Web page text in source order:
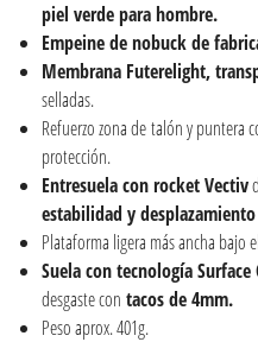
piel verde para hombre.
Empeine de nobuck de
Membrana Futerelight,
selladas.
Refuerzo zona de talón y puntera
protección.
Entresuela con rocket Vectiv
estabilidad y
Plataforma ligera más ancha bajo
Suela con tecnología Surface
desgaste con tacos de 4mm.
Peso aprox. 401g.